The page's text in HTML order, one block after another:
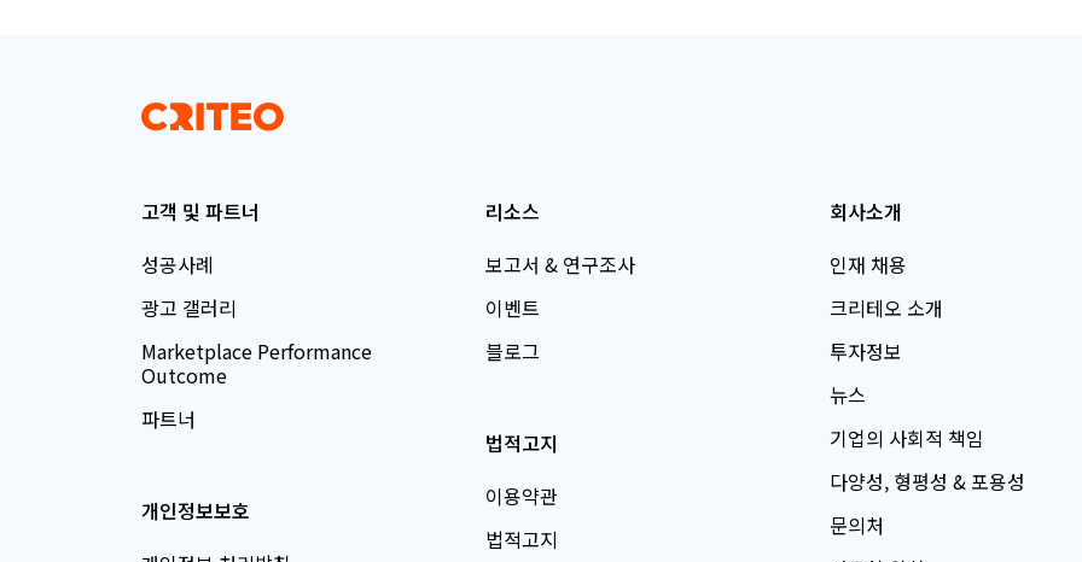
고객 및 파트너
성공사례
광고 갤러리
Marketplace Performance
Outcome
파트너
개인정보보호
리소스
보고서 & 연구조사
이벤트
블로그
법적고지
이용약관
법적고지
회사소개
인재 채용
크리테오 소개
투자정보
뉴스
기업의 사회적 책임
다양성, 형평성 & 포용성
문의처